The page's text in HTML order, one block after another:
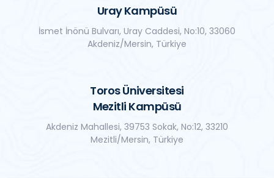
Uray Kampüsü
İsmet İnönü Bulvarı, Uray Caddesi, No:10, 33060
Akdeniz/Mersin, Türkiye
Toros Üniversitesi
Mezitli Kampüsü
Akdeniz Mahallesi, 39753 Sokak, No:12, 33210
Mezitli/Mersin, Türkiye